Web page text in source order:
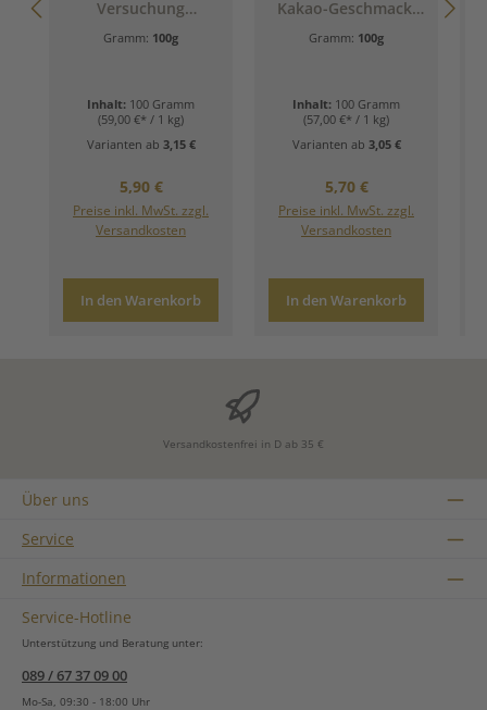
Versuchung
Sündhaft gut.
Gramm: 100g
Inhalt: 100 Gramm
(59,00 €* / 1 kg)
Varianten ab 3,15 €
Regulärer Preis:
5,90 €
Preise inkl. MwSt. zzgl.
Versandkosten
In den Warenkorb
Kakao-Geschmack)
Gramm: 100g
Inhalt: 100 Gramm
(57,00 €* / 1 kg)
Varianten ab 3,05 €
Regulärer Preis:
5,70 €
Preise inkl. MwSt. zzgl.
Versandkosten
In den Warenkorb
Versandkostenfrei in D ab 35 €
Über uns
Service
Informationen
Service-Hotline
Unterstützung und Beratung unter:
089 / 67 37 09 00
Mo-Sa, 09:30 - 18:00 Uhr